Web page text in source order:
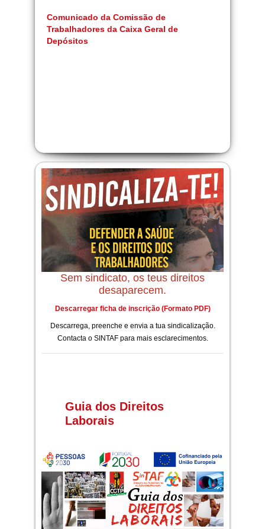
Comunicado da Comissão de
Trabalhadores da Caixa Geral de
Depósitos
Sem sindicato, os teus direitos
desaparecem.
Descarregar ficha de inscrição (Formato PDF)
Descarrega, preenche e envia a tua sindicalização.
Contacta o SINTAF para mais esclarecimentos.
Guia dos Direitos
Laborais